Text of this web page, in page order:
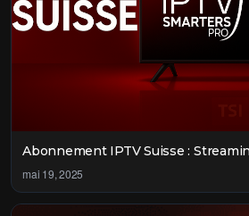
Abonnement IPTV Suisse :
mai 19, 2025